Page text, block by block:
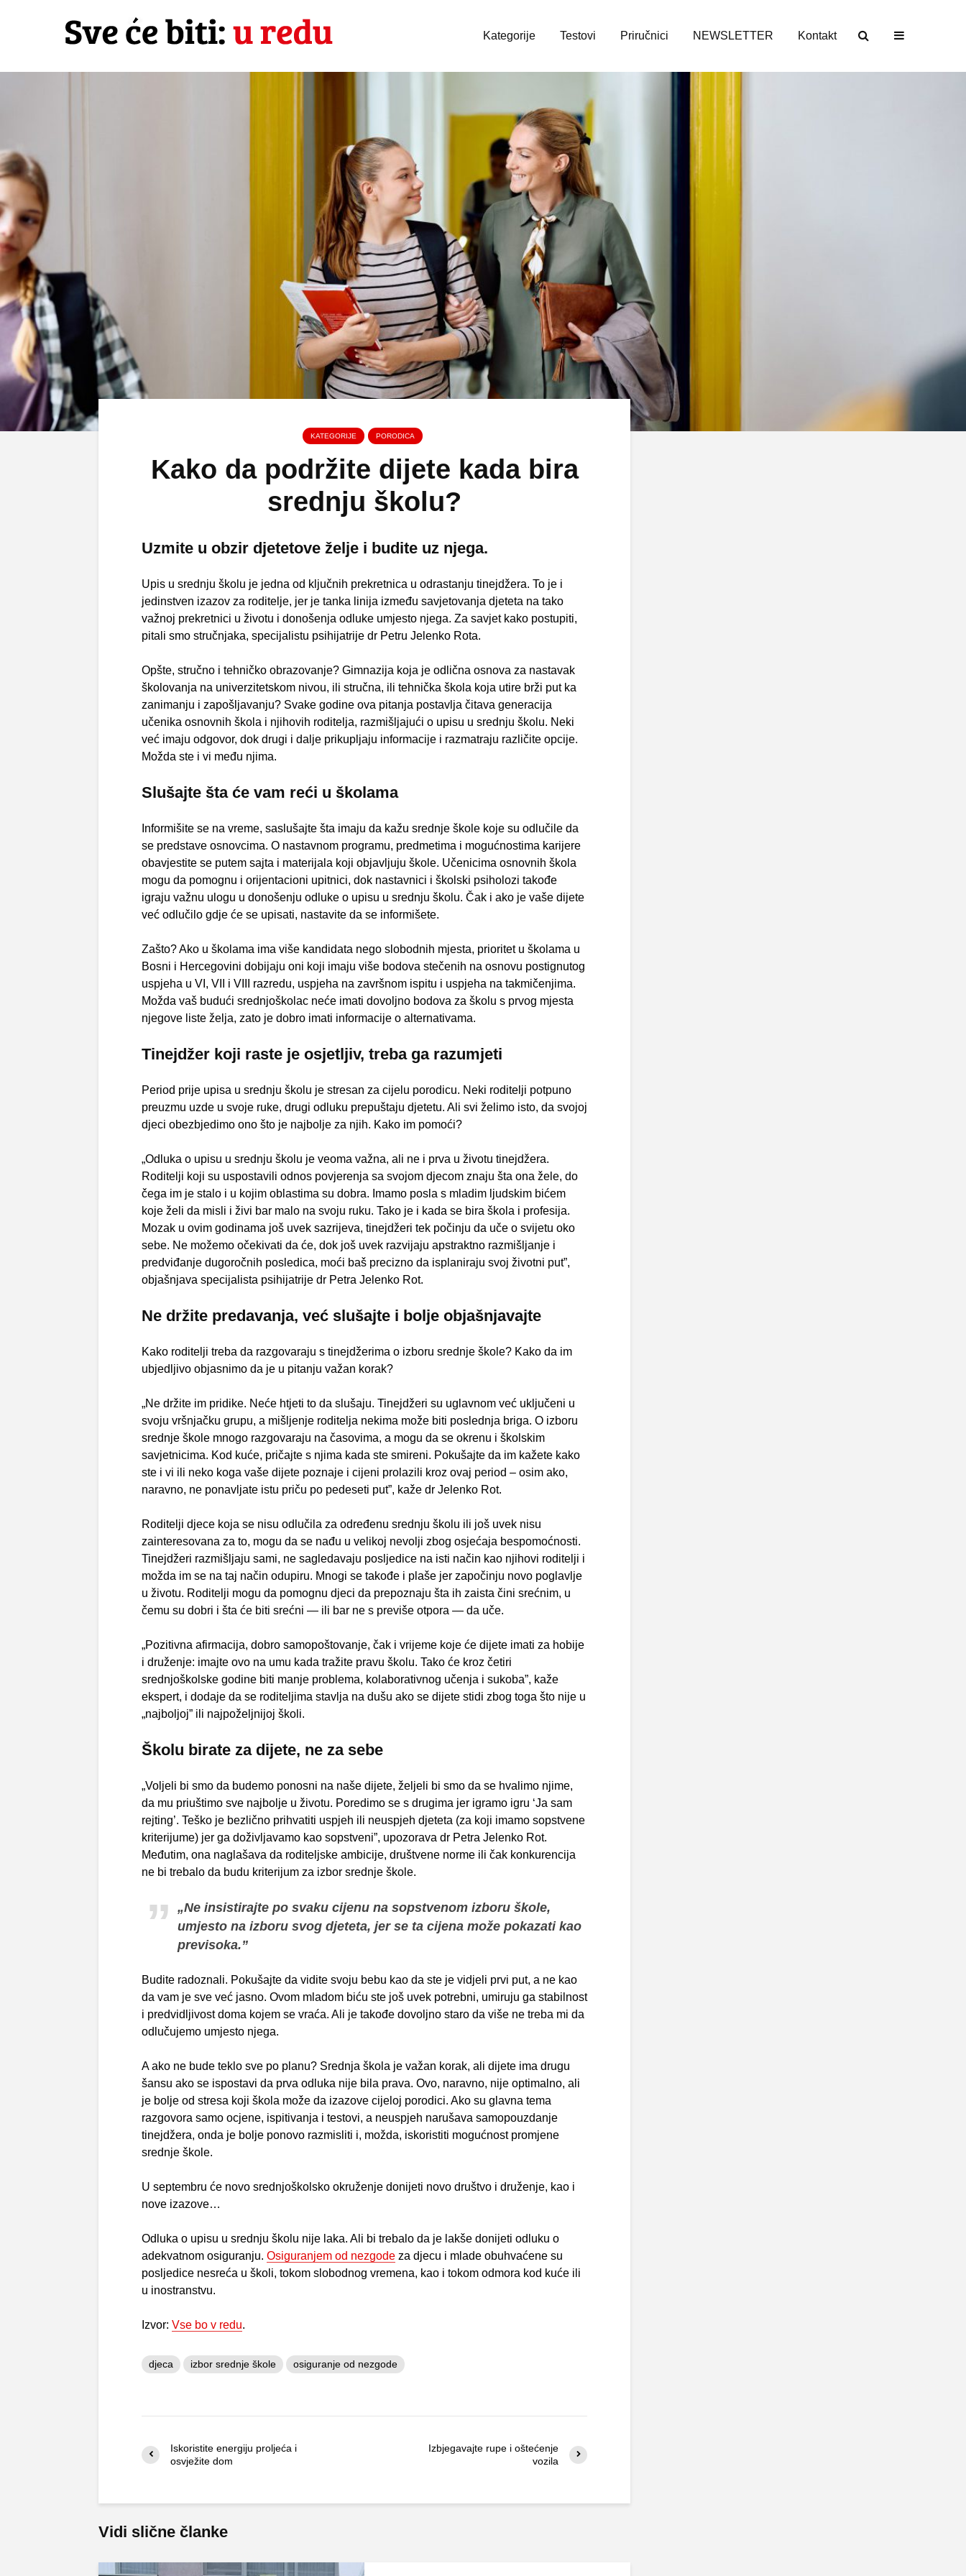
Kategorije Testovi Priručnici NEWSLETTER Kontakt
KATEGORIJE PORODICA
Kako da podržite dijete kada bira
srednju školu?
Uzmite u obzir djetetove želje i budite uz njega.
Upis u srednju školu je jedna od ključnih prekretnica u odrastanju tinejdžera. To je i
jedinstven izazov za roditelje, jer je tanka linija između savjetovanja djeteta na tako
važnoj prekretnici u životu i donošenja odluke umjesto njega. Za savjet kako postupiti,
pitali smo stručnjaka, specijalistu psihijatrije dr Petru Jelenko Rota.
Opšte, stručno i tehničko obrazovanje? Gimnazija koja je odlična osnova za nastavak
školovanja na univerzitetskom nivou, ili stručna, ili tehnička škola koja utire brži put ka
zanimanju i zapošljavanju? Svake godine ova pitanja postavlja čitava generacija
učenika osnovnih škola i njihovih roditelja, razmišljajući o upisu u srednju školu. Neki
već imaju odgovor, dok drugi i dalje prikupljaju informacije i razmatraju različite opcije.
Možda ste i vi među njima.
Slušajte šta će vam reći u školama
Informišite se na vreme, saslušajte šta imaju da kažu srednje škole koje su odlučile da
se predstave osnovcima. O nastavnom programu, predmetima i mogućnostima karijere
obavjestite se putem sajta i materijala koji objavljuju škole. Učenicima osnovnih škola
mogu da pomognu i orijentacioni upitnici, dok nastavnici i školski psiholozi takođe
igraju važnu ulogu u donošenju odluke o upisu u srednju školu. Čak i ako je vaše dijete
već odlučilo gdje će se upisati, nastavite da se informišete.
Zašto? Ako u školama ima više kandidata nego slobodnih mjesta, prioritet u školama u
Bosni i Hercegovini dobijaju oni koji imaju više bodova stečenih na osnovu postignutog
uspjeha u VI, VII i VIII razredu, uspjeha na završnom ispitu i uspjeha na takmičenjima.
Možda vaš budući srednjoškolac neće imati dovoljno bodova za školu s prvog mjesta
njegove liste želja, zato je dobro imati informacije o alternativama.
Tinejdžer koji raste je osjetljiv, treba ga razumjeti
Period prije upisa u srednju školu je stresan za cijelu porodicu. Neki roditelji potpuno
preuzmu uzde u svoje ruke, drugi odluku prepuštaju djetetu. Ali svi želimo isto, da svojoj
djeci obezbjedimo ono što je najbolje za njih. Kako im pomoći?
„Odluka o upisu u srednju školu je veoma važna, ali ne i prva u životu tinejdžera.
Roditelji koji su uspostavili odnos povjerenja sa svojom djecom znaju šta ona žele, do
čega im je stalo i u kojim oblastima su dobra. Imamo posla s mladim ljudskim bićem
koje želi da misli i živi bar malo na svoju ruku. Tako je i kada se bira škola i profesija.
Mozak u ovim godinama još uvek sazrijeva, tinejdžeri tek počinju da uče o svijetu oko
sebe. Ne možemo očekivati da će, dok još uvek razvijaju apstraktno razmišljanje i
predviđanje dugoročnih posledica, moći baš precizno da isplaniraju svoj životni put”,
objašnjava specijalista psihijatrije dr Petra Jelenko Rot.
Ne držite predavanja, već slušajte i bolje objašnjavajte
Kako roditelji treba da razgovaraju s tinejdžerima o izboru srednje škole? Kako da im
ubjedljivo objasnimo da je u pitanju važan korak?
„Ne držite im pridike. Neće htjeti to da slušaju. Tinejdžeri su uglavnom već uključeni u
svoju vršnjačku grupu, a mišljenje roditelja nekima može biti poslednja briga. O izboru
srednje škole mnogo razgovaraju na časovima, a mogu da se okrenu i školskim
savjetnicima. Kod kuće, pričajte s njima kada ste smireni. Pokušajte da im kažete kako
ste i vi ili neko koga vaše dijete poznaje i cijeni prolazili kroz ovaj period – osim ako,
naravno, ne ponavljate istu priču po pedeseti put”, kaže dr Jelenko Rot.
Roditelji djece koja se nisu odlučila za određenu srednju školu ili još uvek nisu
zainteresovana za to, mogu da se nađu u velikoj nevolji zbog osjećaja bespomoćnosti.
Tinejdžeri razmišljaju sami, ne sagledavaju posljedice na isti način kao njihovi roditelji i
možda im se na taj način odupiru. Mnogi se takođe i plaše jer započinju novo poglavlje
u životu. Roditelji mogu da pomognu djeci da prepoznaju šta ih zaista čini srećnim, u
čemu su dobri i šta će biti srećni — ili bar ne s previše otpora — da uče.
„Pozitivna afirmacija, dobro samopoštovanje, čak i vrijeme koje će dijete imati za hobije
i druženje: imajte ovo na umu kada tražite pravu školu. Tako će kroz četiri
srednjoškolske godine biti manje problema, kolaborativnog učenja i sukoba”, kaže
ekspert, i dodaje da se roditeljima stavlja na dušu ako se dijete stidi zbog toga što nije u
„najboljoj” ili najpoželjnijoj školi.
Školu birate za dijete, ne za sebe
„Voljeli bi smo da budemo ponosni na naše dijete, željeli bi smo da se hvalimo njime,
da mu priuštimo sve najbolje u životu. Poredimo se s drugima jer igramo igru ‘Ja sam
rejting’. Teško je bezlično prihvatiti uspjeh ili neuspjeh djeteta (za koji imamo sopstvene
kriterijume) jer ga doživljavamo kao sopstveni”, upozorava dr Petra Jelenko Rot.
Međutim, ona naglašava da roditeljske ambicije, društvene norme ili čak konkurencija
ne bi trebalo da budu kriterijum za izbor srednje škole.
„Ne insistirajte po svaku cijenu na sopstvenom izboru škole,
umjesto na izboru svog djeteta, jer se ta cijena može pokazati kao
previsoka.”
Budite radoznali. Pokušajte da vidite svoju bebu kao da ste je vidjeli prvi put, a ne kao
da vam je sve već jasno. Ovom mladom biću ste još uvek potrebni, umiruju ga stabilnost
i predvidljivost doma kojem se vraća. Ali je takođe dovoljno staro da više ne treba mi da
odlučujemo umjesto njega.
A ako ne bude teklo sve po planu? Srednja škola je važan korak, ali dijete ima drugu
šansu ako se ispostavi da prva odluka nije bila prava. Ovo, naravno, nije optimalno, ali
je bolje od stresa koji škola može da izazove cijeloj porodici. Ako su glavna tema
razgovora samo ocjene, ispitivanja i testovi, a neuspjeh narušava samopouzdanje
tinejdžera, onda je bolje ponovo razmisliti i, možda, iskoristiti mogućnost promjene
srednje škole.
U septembru će novo srednjoškolsko okruženje donijeti novo društvo i druženje, kao i
nove izazove…
Odluka o upisu u srednju školu nije laka. Ali bi trebalo da je lakše donijeti odluku o
adekvatnom osiguranju. Osiguranjem od nezgode za djecu i mlade obuhvaćene su
posljedice nesreća u školi, tokom slobodnog vremena, kao i tokom odmora kod kuće ili
u inostranstvu.
Izvor: Vse bo v redu.
djeca izbor srednje škole osiguranje od nezgode
Iskoristite energiju proljeća i
osvježite dom
Izbjegavajte rupe i oštećenje
vozila
Vidi slične članke